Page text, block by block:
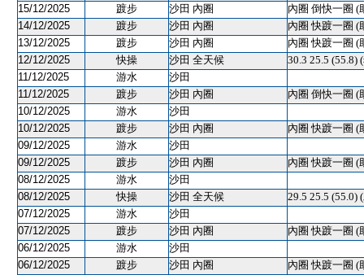
15/12/2025
踱步 沙田 內圈
內圈 倒快一圈 (
14/12/2025
踱步 沙田 內圈
內圈 快踱一圈 (
13/12/2025
踱步 沙田 內圈
內圈 快踱一圈 (
12/12/2025
快操 沙田 全天候
30.3 25.5 (55.8)
11/12/2025
游水
沙田
11/12/2025
踱步 沙田 內圈
內圈 倒快一圈 (
10/12/2025
游水
沙田
10/12/2025
踱步 沙田 內圈
內圈 快踱一圈 (
09/12/2025
游水
沙田
09/12/2025
踱步 沙田 內圈
內圈 快踱一圈 (
08/12/2025
游水
沙田
08/12/2025
快操 沙田 全天候
29.5 25.5 (55.0)
07/12/2025
游水
沙田
07/12/2025
踱步 沙田 內圈
內圈 快踱一圈 (
06/12/2025
游水
沙田
06/12/2025
踱步 沙田 內圈
內圈 快踱一圈 (